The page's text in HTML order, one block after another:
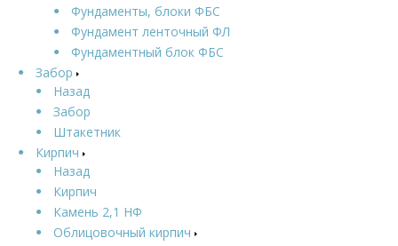
Фундаменты, блоки ФБС
Фундамент ленточный ФЛ
Фундаментный блок ФБС
Забор
Назад
Забор
Штакетник
Кирпич
Назад
Кирпич
Камень 2,1 НФ
Облицовочный кирпич